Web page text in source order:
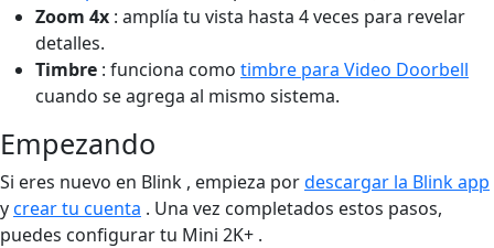
Zoom 4x : amplía tu vista hasta 4 veces para revelar
detalles.
Timbre : funciona como timbre para Video Doorbell
cuando se agrega al mismo sistema.
Empezando
Si eres nuevo en Blink , empieza pordescargar la Blink app
ycrear tu cuenta . Una vez completados estos pasos,
puedes configurar tu Mini 2K+ .